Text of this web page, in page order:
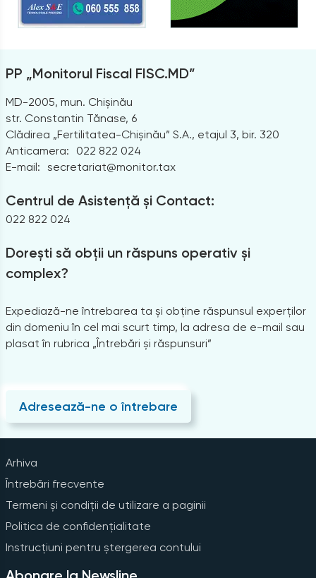
PP „Monitorul Fiscal FISC.MD”
MD-2005, mun. Chișinău
str. Constantin Tănase, 6
Clădirea „Fertilitatea-Chișinău” S.A., etajul 3, bir. 320
Anticamera:
022 822 024
E-mail: secretariat@monitor.tax
Centrul de Asistență și Contact:
022 822 024
Dorești să obții un răspuns operativ și
complex?
Expediază-ne întrebarea ta și obține răspunsul experților
din domeniu în cel mai scurt timp, la adresa de e-mail sau
plasat în rubrica „Întrebări și răspunsuri”
Adresează-ne o întrebare
Arhiva
Întrebări frecvente
Termeni și condiții de utilizare a paginii
Politica de confidențialitate
Instrucțiuni pentru ștergerea contului